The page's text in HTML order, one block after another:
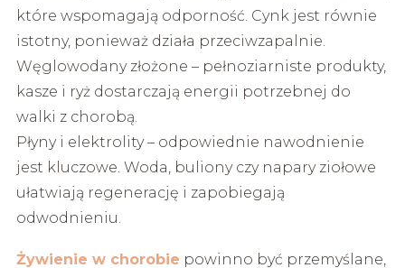
które wspomagają odporność. Cynk jest równie
istotny, ponieważ działa przeciwzapalnie.
Węglowodany złożone – pełnoziarniste produkty,
kasze i ryż dostarczają energii potrzebnej do
walki z chorobą.
Płyny i elektrolity – odpowiednie nawodnienie
jest kluczowe. Woda, buliony czy napary ziołowe
ułatwiają regenerację i zapobiegają
odwodnieniu.
Żywienie w chorobie powinno być przemyślane,